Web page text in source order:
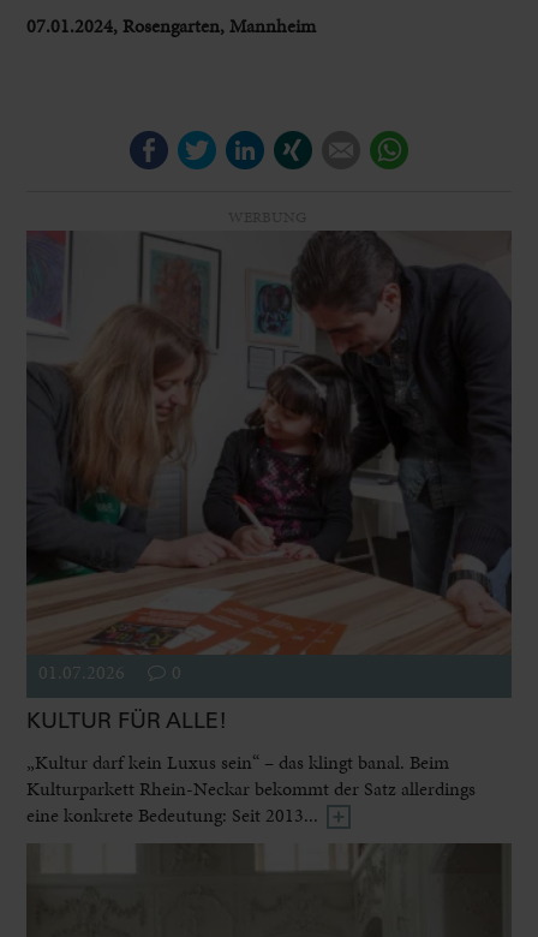
07.01.2024, Rosengarten, Mannheim
FacebookTwitterLinkedIn E-mail
01.07.2026 0
KULTUR FÜR ALLE!
„Kultur darf kein Luxus sein“ – das klingt banal. Beim
Kulturparkett Rhein-Neckar bekommt der Satz allerdings
eine konkrete Bedeutung: Seit 2013...